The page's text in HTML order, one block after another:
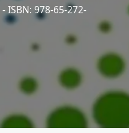
- ISBN: 978-65-272-